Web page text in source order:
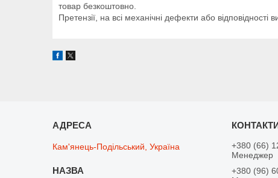
товар безкоштовно.
Претензії, на всі механічні дефекти або
Кам'янець-Подільський, Україна
+380 (66)
Менеджер
+380 (96)